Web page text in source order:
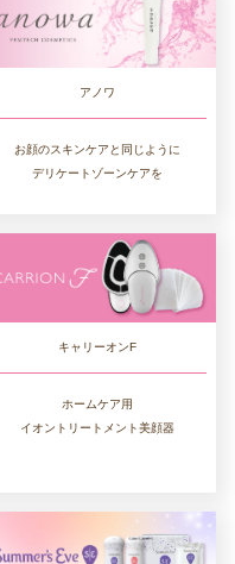
アノワ
お顔のスキンケアと同じように
デリケートゾーンケアを
キャリーオンF
ホームケア用
イオントリートメント美顔器